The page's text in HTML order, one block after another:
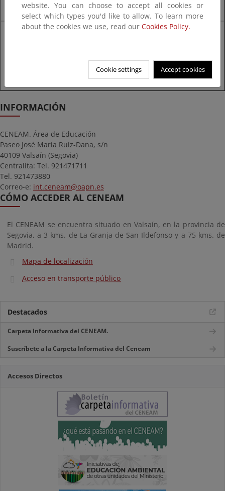
Lunes a viernes, de 09:00h a 14:30h
INFORMACIÓN
CENEAM. Área de Educación
Paseo José María Ruiz-Dana, s/n
40109 Valsaín (Segovia)
Centralita: Tel. 921471711
Tel. 921473880
Correo-e: int.ceneam@oapn.es
CÓMO ACCEDER AL CENEAM
El CENEAM se encuentra situado en Valsaín, en la provincia de
Segovia, a 3 kms. de La Granja de San Ildefonso y a 75 kms. de
Madrid.
Mapa de localización
Acceso en transporte público
Destacados
Carpeta Informativa del CENEAM.
Suscríbete a la Carpeta Informativa del Ceneam
Accesos Directos
website. You can choose to accept all cookies or
select which types you'd like to allow. To learn more
about the cookies we use, read our Cookies Policy.
Cookie settings Accept cookies